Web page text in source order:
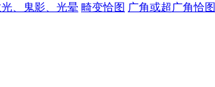
、鬼影、光晕 畸变恰图 广角或超广角恰图